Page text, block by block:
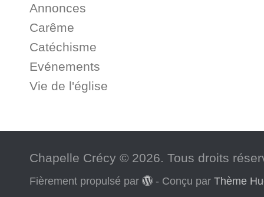
Annonces
Carême
Catéchisme
Evénements
Vie de l'église
Chapelle Crécy © 2026. Tous droits
Fièrement propulsé par - Conçu parThème